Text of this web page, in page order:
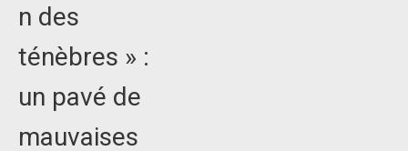
n des
ténèbres » :
un pavé de
mauvaises